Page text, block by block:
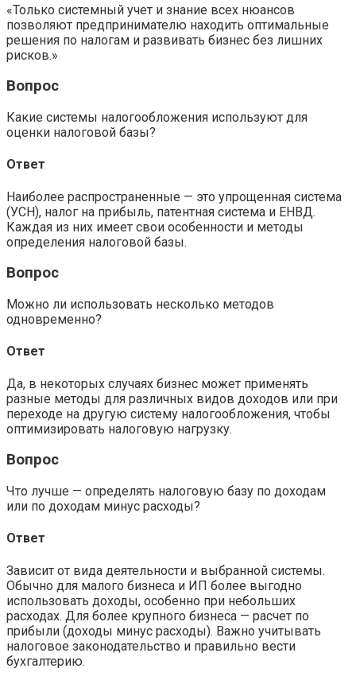
«Только системный учет и знание всех нюансов
позволяют предпринимателю находить оптимальные
решения по налогам и развивать бизнес без лишних
рисков.»
Вопрос
Какие системы налогообложения используют для
оценки налоговой базы?
Ответ
Наиболее распространенные — это упрощенная система
(УСН), налог на прибыль, патентная система и ЕНВД.
Каждая из них имеет свои особенности и методы
определения налоговой базы.
Вопрос
Можно ли использовать несколько методов
одновременно?
Ответ
Да, в некоторых случаях бизнес может применять
разные методы для различных видов доходов или при
переходе на другую систему налогообложения, чтобы
оптимизировать налоговую нагрузку.
Вопрос
Что лучше — определять налоговую базу по доходам
или по доходам минус расходы?
Ответ
Зависит от вида деятельности и выбранной системы.
Обычно для малого бизнеса и ИП более выгодно
использовать доходы, особенно при небольших
расходах. Для более крупного бизнеса — расчет по
прибыли (доходы минус расходы). Важно учитывать
налоговое законодательство и правильно вести
бухгалтерию.